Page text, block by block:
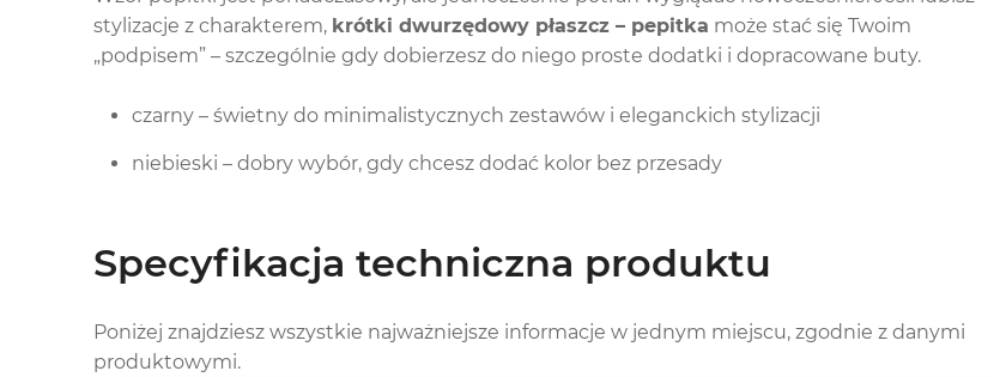
stylizacje z charakterem, krótki dwurzędowy płaszcz – pepitka może stać się Twoim
„podpisem” – szczególnie gdy dobierzesz do niego proste dodatki i dopracowane buty.
czarny – świetny do minimalistycznych zestawów i eleganckich stylizacji
niebieski – dobry wybór, gdy chcesz dodać kolor bez przesady
Specyfikacja techniczna produktu
Poniżej znajdziesz wszystkie najważniejsze informacje w jednym miejscu, zgodnie z danymi
produktowymi.